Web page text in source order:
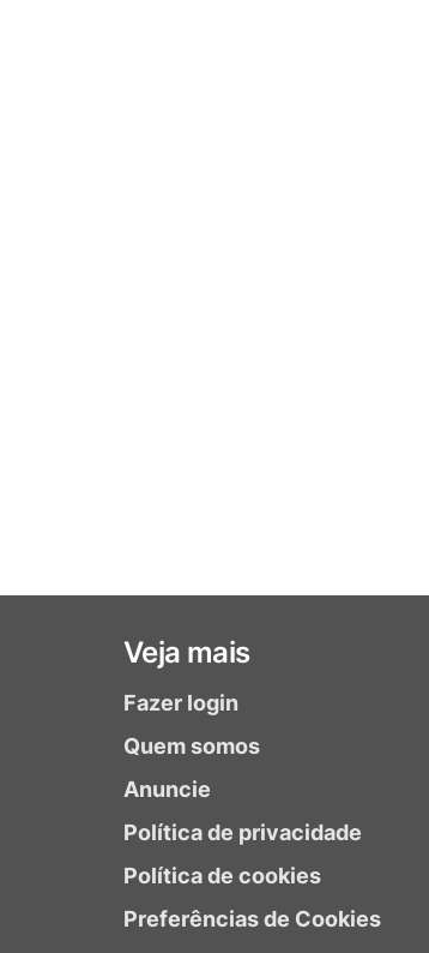
Veja mais
Fazer login
Quem somos
Anuncie
Política de privacidade
Política de cookies
Preferências de Cookies